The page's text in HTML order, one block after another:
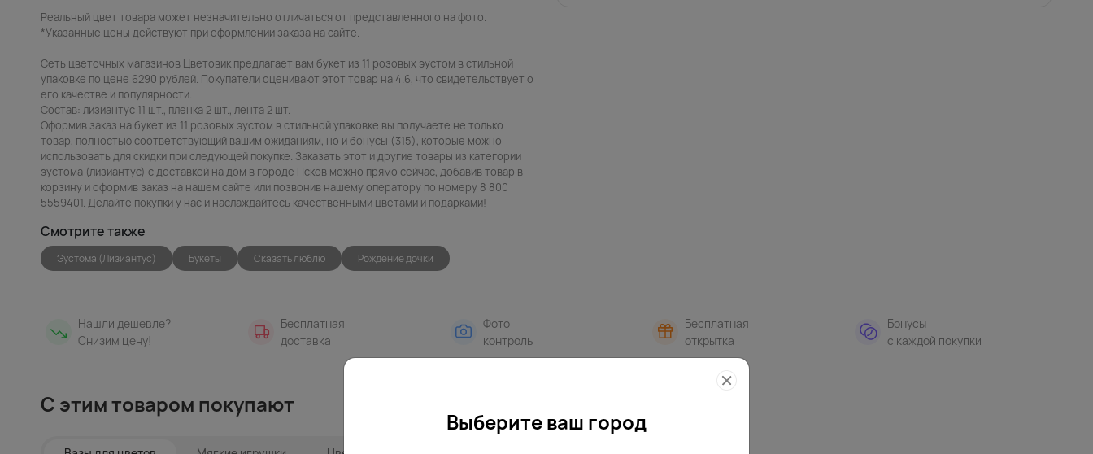
Реальный цвет товара может незначительно отличаться от представленного на фото.
*Указанные цены действуют при оформлении заказа на сайте.
Сеть цветочных магазинов Цветовик предлагает вам букет из 11 розовых эустом в стильной
упаковке по цене 6290 рублей. Покупатели оценивают этот товар на 4.6, что свидетельствует о
его качестве и популярности.
Состав: лизиантус 11 шт., пленка 2 шт., лента 2 шт.
Оформив заказ на букет из 11 розовых эустом в стильной упаковке вы получаете не только
товар, полностью соответствующий вашим ожиданиям, но и бонусы (315), которые можно
использовать для скидки при следующей покупке. Заказать этот и другие товары из категории
эустома (лизиантус) с доставкой на дом в городе Псков можно прямо сейчас, добавив товар в
корзину и оформив заказ на нашем сайте или позвонив нашему оператору по номеру 8 800
5559401. Делайте покупки у нас и наслаждайтесь качественными цветами и подарками!
Смотрите также
Эустома (Лизиантус) Букеты Сказать люблю Рождение дочки
Нашли дешевле?
Снизим цену!
Бесплатная
доставка
Фото
контроль
Бесплатная
открытка
Бонусы
с каждой покупки
С этим товаром покупают
Выберите ваш город